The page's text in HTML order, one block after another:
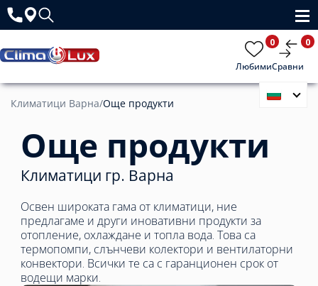
Любими
0
Сравни
0
Климатици Варна/Още продукти
Още продукти
Климатици гр. Варна
Освен широката гама от климатици, ние
предлагаме и други иновативни продукти за
отопление, охлаждане и топла вода. Това са
термопомпи, слънчеви колектори и вентилаторни
конвектори. Всички те са с гаранционен срок от
водещи марки.